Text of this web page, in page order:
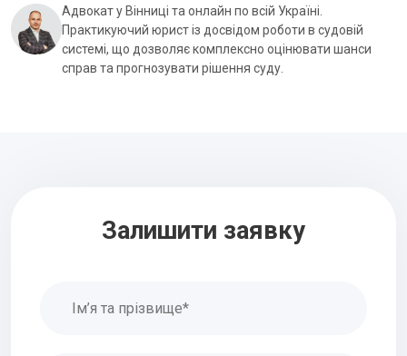
Адвокат у Вінниці та онлайн по всій Україні.
Практикуючий юрист із досвідом роботи в судовій
системі, що дозволяє комплексно оцінювати шанси
справ та прогнозувати рішення суду.
Залишити заявку